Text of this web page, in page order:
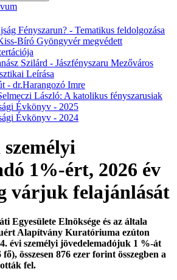
Fényszarun? - Tematikus feldolgozása
Bíró Gyöngyvér megvédett
Szilárd - Jászfényszaru Mezőváros
Leírása
- dr.Harangozó Imre
László: A katolikus fényszarusiak
Évkönyv - 2025
Évkönyv - 2024
1%-ért, 2026 év
várjuk felajánlását
Egyesülete Elnöksége és az általa
Alapítvány Kuratóriuma ezúton
évi személyi jövedelemadójuk 1 %-át
összesen 876 ezer forint összegben a
fel.